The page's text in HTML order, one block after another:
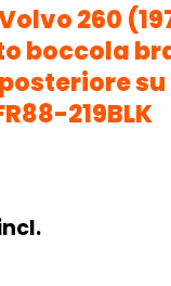
260
boccola
219BLK
260 (1975 - 1985)